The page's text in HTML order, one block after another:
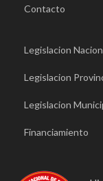
Contacto
Legislacion
Legislacion
Legislacion
Financiamiento